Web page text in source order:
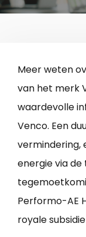
Meer weten
van het merk
waardevolle
Venco. Een
vermindering,
energie via de
Performo-AE
royale